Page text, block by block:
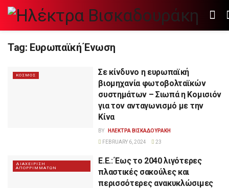
Tag: Ευρωπαϊκή Ένωση
ΚΟΣΜΟΣ
Σε κίνδυνο η ευρωπαϊκή
βιομηχανία φωτοβολταϊκών
συστημάτων – Σιωπά η Κομισιόν
για τον ανταγωνισμό με την
Κίνα
BY
ΗΛΕΚΤΡΑ ΒΙΣΚΑΔΟΥΡΑΚΗ
FEBRUARY 6, 2024
23
ΔΙΑΧΕΙΡΙΣΗ
ΑΠΟΡΡΙΜΜΑΤΩΝ
Ε.Ε.: Έως το 2040 λιγότερες
πλαστικές σακούλες και
περισσότερες ανακυκλώσιμες